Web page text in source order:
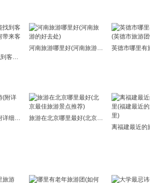
旅游大数据哪里能找到客源(旅游大数据是如何带来客源的)
河南旅游哪里好(河南旅游的好去处)
年初来去哪里旅游(附详细介绍)
旅游在北京哪里最好(北京最佳旅游景点推荐)